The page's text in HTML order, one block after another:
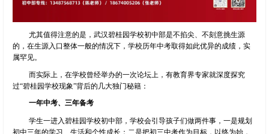
尤其值得注意的是，武汉碧桂园学校初中部是不掐尖、不刻意挑生源
的，在生源入口整体一般的情况下，学校历年中考取得如此优异的成绩，实
属罕见。
而实际上，在学校曾经举办的一次论坛上，有教育界专家就深度探究
过“碧桂园学校现象”背后的几大独门秘籍：
一年中考、三年备考
学生一进入碧桂园学校初中部，学校会引导孩子们做两件事，一是规划
初中三年的学习、生活和个性成长；二是把初三中考作为目标，以终为始，